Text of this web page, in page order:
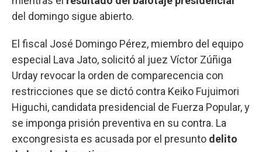
del domingo sigue abierto.
El fiscal José Domingo Pérez, miembro del equipo
especial Lava Jato, solicitó al juez Víctor Zúñiga
Urday revocar la orden de comparecencia con
restricciones que se dictó contra Keiko Fujuimori
Higuchi, candidata presidencial de Fuerza Popular, y
se imponga prisión preventiva en su contra. La
excongresista es acusada por el presunto delito